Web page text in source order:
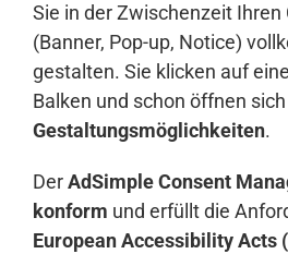
Sie in der Zwischenzeit Ihren
(Banner, Pop-up, Notice)
gestalten. Sie klicken auf
Balken und schon öffnen
Gestaltungsmöglichkeiten.
DerAdSimple Consent
konform und erfüllt die
European Accessibility Acts